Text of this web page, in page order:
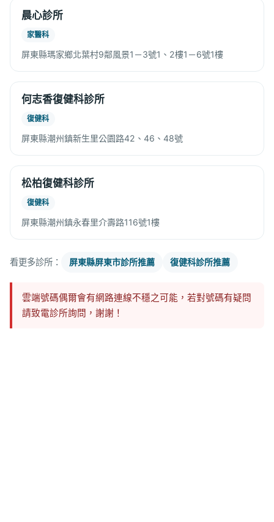
晨心診所
家醫科
屏東縣瑪家鄉北葉村9鄰風景1－3號1、2樓1－6號1樓
何志香復健科診所
復健科
屏東縣潮州鎮新生里公園路42、46、48號
松柏復健科診所
復健科
屏東縣潮州鎮永春里介壽路116號1樓
看更多診所： 屏東縣屏東市診所推薦 復健科診所推薦
雲端號碼偶爾會有網路連線不穩之可能，若對號碼有疑問
請致電診所詢問，謝謝！